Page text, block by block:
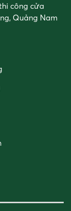
công cửa
Quảng Nam